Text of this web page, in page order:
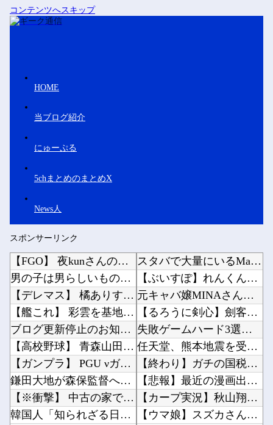
コンテンツへスキップ
HOME
当ブログ紹介
にゅーぷる
5chまとめのまとめX
News人
スポンサーリンク
【FGO】 夜kunさんのモルガンイラスト！！ 蝶の羽好きです！
男の子は男らしいものが好き 例えば…男！
【デレマス】 橘ありす「あなたの瞳には」
【艦これ】 彩雲を基地航空にいれたら半径伸びたりします？
ブログ更新停止のお知らせ
【高校野球】 青森山田のユニフォームが話題沸騰！称賛続々 「涼しそう」「熱中症対策では？」...
【ガンプラ】 PGU νガンダム、4割引きの店舗が現れる…安いけど置く場所が…
鎌田大地が森保監督への思いを熱弁！「彼が築き上げてきたものや成績はもっと評価されるべき。本...
【※衝撃】 中古の家でウジ虫がどんどんわいてくる→思い切って床板を剥してみた結果、やっぱり...
韓国人「知られざる日本だけの半導体技術がこちらです‥」→「サムスンがなければiPhoneが...
スタバで大量にいるMacBookいじってるやつって何やってんの？他
【ぶいすぽ】れんくんﾓｶｻｰﾝはなびの写真集は出ない他
元キャバ嬢MINAさん死亡関連でENHYPEN・NI-KIの「謝罪文」が出回るも「フェイク...
【るろうに剣心】劍客兵器の飛號・龍勢勇星、超ミサイル技術の持ち主なのに惜しい男を亡くした・...
失敗ゲームハード3選「ドリームキャスト」「セガサターン」他
任天堂、熊本地震を受け製品修理は無償対応（災害救助法適用地域）他
【終わり】ガチの国税職員さん、税務調査で詐欺を行い〇億だまし取る他
【悲報】最近の漫画出版社、どこの会社もマジでやばいwwwww他
【カープ実況】秋山翔吾1番センター！先発「森下暢仁vs平良拳太郎」【広島-DeNA/横浜ス...
【ウマ娘】スズカさんと同じ声と聞いて驚いたキャラ他